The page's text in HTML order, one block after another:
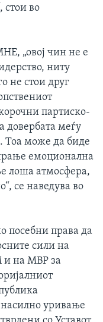
стои во
„овој чин не е
ниту
не стои друг
партиско-
довербата меѓу
Тоа може да биде
емоционална
лоша атмосфера,
се наведува во
посебни права да
сили на
и на МВР за
уривање